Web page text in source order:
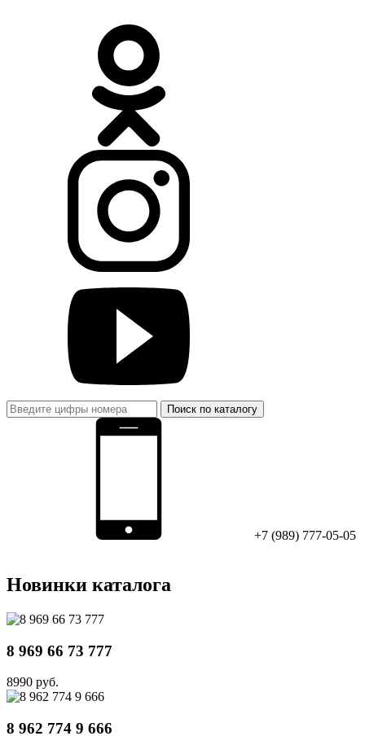
Поиск по каталогу
+7 (989) 777-05-05
Новинки каталога
8 969 66 73 777
8990 руб.
8 962 774 9 666